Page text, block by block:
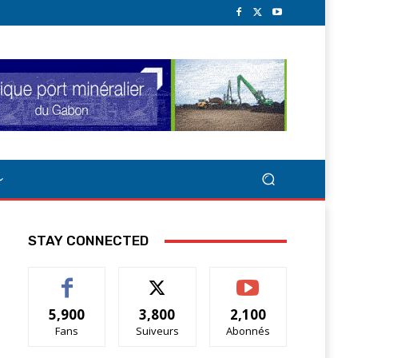
STAY CONNECTED
5,900
Fans
3,800
Suiveurs
2,100
Abonnés